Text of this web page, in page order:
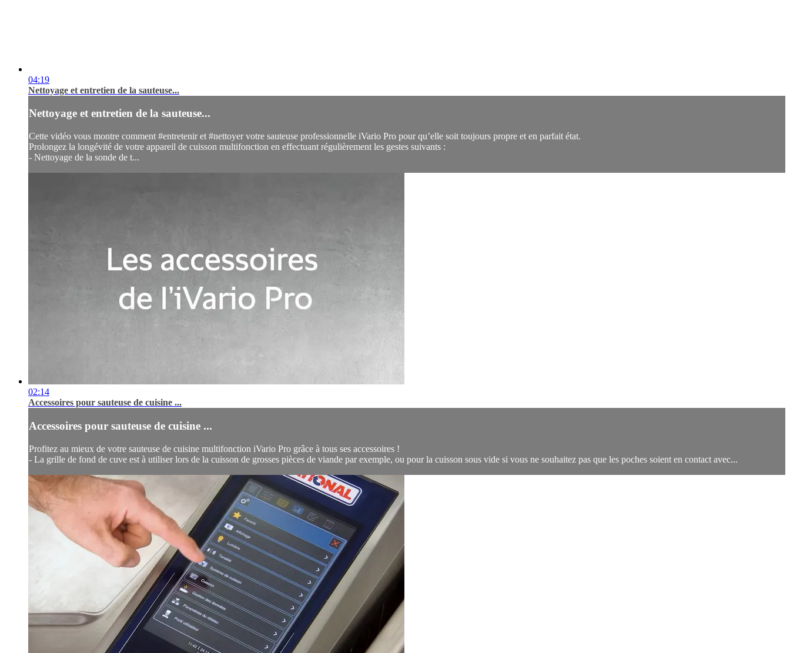
04:19
Nettoyage et entretien de la sauteuse...
Nettoyage et entretien de la sauteuse...
Cette vidéo vous montre comment #entretenir et #nettoyer votre sauteuse professionnelle iVario Pro pour qu’elle soit toujours propre et en parfait état.
Prolongez la longévité de votre appareil de cuisson multifonction en effectuant régulièrement les gestes suivants :
- Nettoyage de la sonde de t...
02:14
Accessoires pour sauteuse de cuisine ...
Accessoires pour sauteuse de cuisine ...
Profitez au mieux de votre sauteuse de cuisine multifonction iVario Pro grâce à tous ses accessoires !
- La grille de fond de cuve est à utiliser lors de la cuisson de grosses pièces de viande par exemple, ou pour la cuisson sous vide si vous ne souhaitez pas que les poches soient en contact avec...